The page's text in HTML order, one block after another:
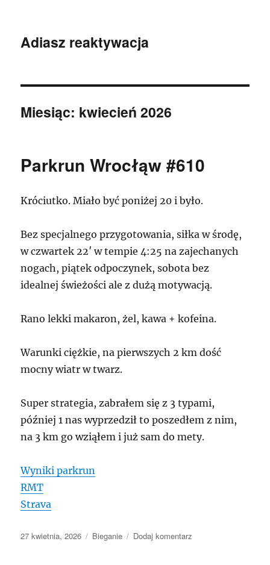
Adiasz reaktywacja
Miesiąc: kwiecień 2026
Parkrun Wrocłąw #610
Króciutko. Miało być poniżej 20 i było.
Bez specjalnego przygotowania, siłka w środę,
w czwartek 22′ w tempie 4:25 na zajechanych
nogach, piątek odpoczynek, sobota bez
idealnej świeżości ale z dużą motywacją.
Rano lekki makaron, żel, kawa + kofeina.
Warunki ciężkie, na pierwszych 2 km dość
mocny wiatr w twarz.
Super strategia, zabrałem się z 3 typami,
później 1 nas wyprzedził to poszedłem z nim,
na 3 km go wziąłem i już sam do mety.
Wyniki parkrun
RMT
Strava
Data
27 kwietnia, 2026 Kategorie
Bieganie Dodaj komentarz